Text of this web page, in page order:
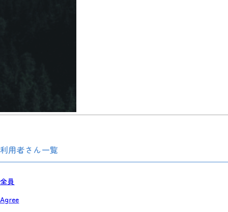
利用者さん一覧
全員
Agree